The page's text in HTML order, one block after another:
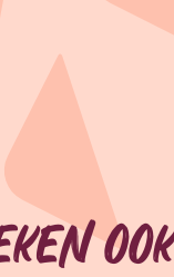
ook